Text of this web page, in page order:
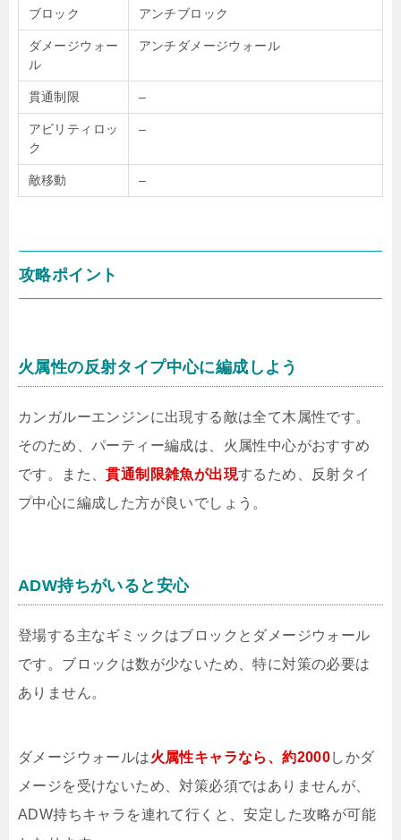
ブロック アンチブロック
ダメージウォー
ル
アンチダメージウォール
貫通制限 –
アビリティロッ
ク
–
敵移動 –
攻略ポイント
火属性の反射タイプ中心に編成しよう
カンガルーエンジンに出現する敵は全て木属性です。
そのため、パーティー編成は、火属性中心がおすすめ
です。また、貫通制限雑魚が出現するため、反射タイ
プ中心に編成した方が良いでしょう。
ADW持ちがいると安心
登場する主なギミックはブロックとダメージウォール
です。ブロックは数が少ないため、特に対策の必要は
ありません。
ダメージウォールは火属性キャラなら、約2000しかダ
メージを受けないため、対策必須ではありませんが、
ADW持ちキャラを連れて行くと、安定した攻略が可能